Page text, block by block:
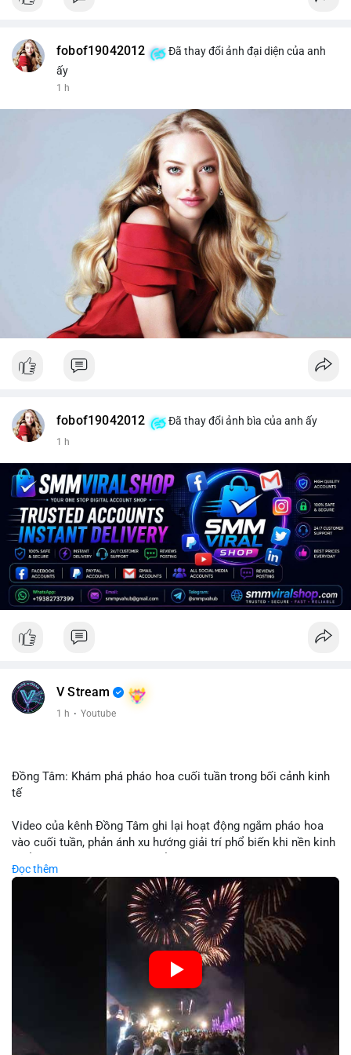
fobof19042012
Đã thay đổi ảnh đại diện của anh
ấy
1 h
fobof19042012 Đã thay đổi ảnh bìa của anh ấy
1 h
V Stream
1 h · Youtube
Đồng Tâm: Khám phá pháo hoa cuối tuần trong bối cảnh kinh
tế
Video của kênh Đồng Tâm ghi lại hoạt động ngắm pháo hoa
vào cuối tuần, phản ánh xu hướng giải trí phổ biến khi nền kinh
trải nghiệm hơn là đầu tư vào tài sản vật chất. Trong bối cảnh
lãi suất ổn định và thị trường crypto ổn định, hoạt động giải trí
như vậy thường tăng trưởng khi người dân có khả năng chi
tiêu. Tuy nhiên, sự ưu tiên giải trí có thể ảnh hưởng đến tỷ lệ
tiết kiệm hoặc đầu tư vào crypto nếu người tiêu dùng chuyển
🎥 Xem video trực tiếp tại:
Nguồn: Đồng Tâm
Đọc thêm